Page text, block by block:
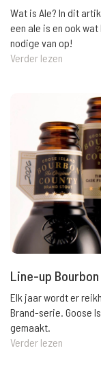
Wat is Ale? In dit
een ale is en ook
nodige van op!
Verder lezen
Line-up
Elk jaar wordt er
Brand-serie. Goose
gemaakt.
Verder lezen